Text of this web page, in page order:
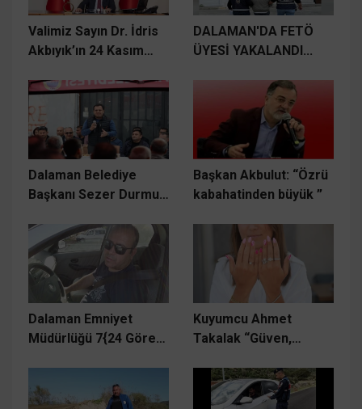
Valimiz Sayın Dr. İdris
Akbıyık’ın 24 Kasım
Mesajı
DALAMAN'DA FETÖ
ÜYESİ YAKALANDI...
Dalaman Belediye
Başkanı Sezer Durmuş,
araya geldi.
Başkan Akbulut: “Özrü
kabahatinden büyük ”
Dalaman Emniyet
Müdürlüğü 7{24 Görev
Kuyumcu Ahmet
Takalak “Güven,
temelidir”